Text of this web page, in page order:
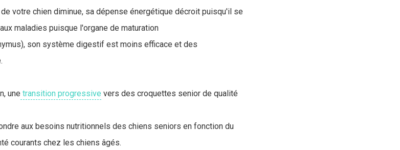
votre chien diminue, sa dépense énergétique décroit puisqu'il se
maladies puisque l'organe de maturation
son système digestif est moins efficace et des
une transition progressive vers des croquettes senior de qualité
aux besoins nutritionnels des chiens seniors en fonction du
courants chez les chiens âgés.